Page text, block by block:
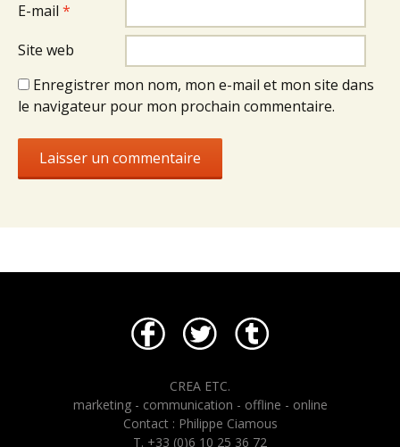
E-mail *
Site web
Enregistrer mon nom, mon e-mail et mon site dans
le navigateur pour mon prochain commentaire.
CREA ETC.
marketing - communication - offline - online
Contact : Philippe Ciamous
T. +33 (0)6 10 25 36 72